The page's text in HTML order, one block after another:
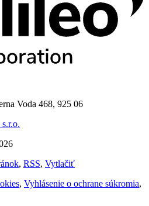
Voda 468, 925 06
, RSS, Vytlačiť
, Vyhlásenie o ochrane súkromia,